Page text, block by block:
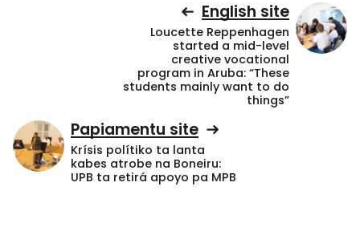
English site
Loucette Reppenhagen
started a mid-level
creative vocational
program in Aruba: “These
students mainly want to do
things”
Papiamentu site
Krísis polítiko ta lanta
kabes atrobe na Boneiru:
UPB ta retirá apoyo pa MPB